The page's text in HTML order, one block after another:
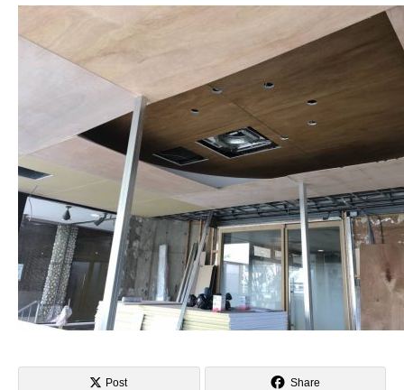
Post Share